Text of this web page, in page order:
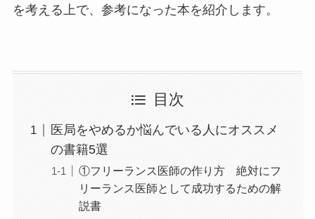
を考える上で、参考になった本を紹介します。
目次
医局をやめるか悩んでいる人にオススメ
の書籍5選
①フリーランス医師の作り方 絶対にフ
リーランス医師として成功するための解
説書